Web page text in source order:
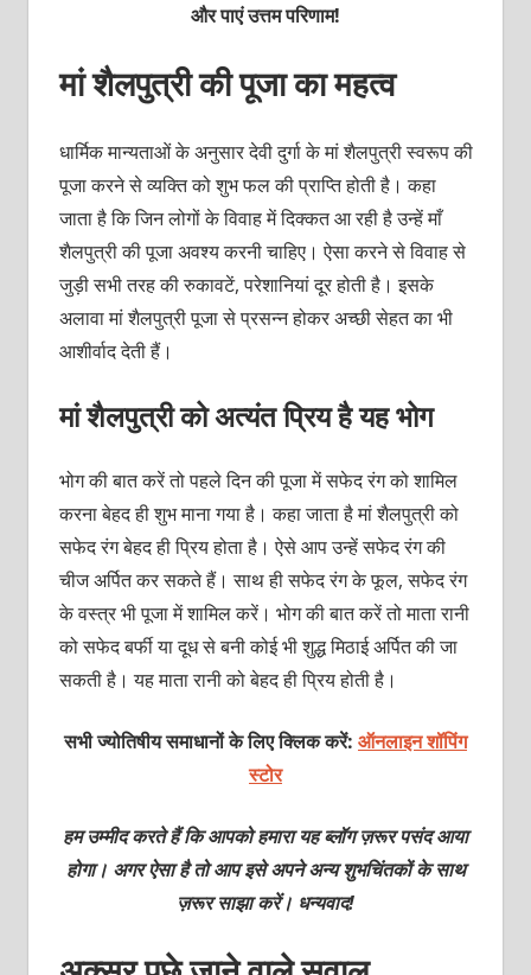
और पाएं उत्तम परिणाम!
मां शैलपुत्री की पूजा का महत्व
धार्मिक मान्यताओं के अनुसार देवी दुर्गा के मां शैलपुत्री स्वरूप की
पूजा करने से व्यक्ति को शुभ फल की प्राप्ति होती है। कहा
जाता है कि जिन लोगों के विवाह में दिक्कत आ रही है उन्हें माँ
शैलपुत्री की पूजा अवश्य करनी चाहिए। ऐसा करने से विवाह से
जुड़ी सभी तरह की रुकावटें, परेशानियां दूर होती है। इसके
अलावा मां शैलपुत्री पूजा से प्रसन्न होकर अच्छी सेहत का भी
आशीर्वाद देती हैं।
मां शैलपुत्री को अत्यंत प्रिय है यह भोग
भोग की बात करें तो पहले दिन की पूजा में सफेद रंग को शामिल
करना बेहद ही शुभ माना गया है। कहा जाता है मां शैलपुत्री को
सफेद रंग बेहद ही प्रिय होता है। ऐसे आप उन्हें सफेद रंग की
चीज अर्पित कर सकते हैं। साथ ही सफेद रंग के फूल, सफेद रंग
के वस्त्र भी पूजा में शामिल करें। भोग की बात करें तो माता रानी
को सफेद बर्फी या दूध से बनी कोई भी शुद्ध मिठाई अर्पित की जा
सकती है। यह माता रानी को बेहद ही प्रिय होती है।
सभी ज्योतिषीय समाधानों के लिए क्लिक करें: ऑनलाइन शॉपिंग
स्टोर
हम उम्मीद करते हैं कि आपको हमारा यह ब्लॉग ज़रूर पसंद आया
होगा। अगर ऐसा है तो आप इसे अपने अन्य शुभचिंतकों के साथ
ज़रूर साझा करें। धन्यवाद!